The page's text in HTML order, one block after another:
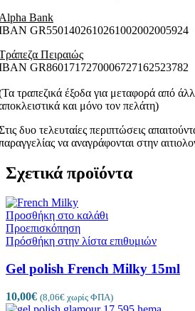
Bank
GR5501402610261002002005924
Πειραιώς
GR8601717270006727162523782
τραπεζικά έξοδα για μεταφορά από
και μόνο τον πελάτη)
δυο τελευταίες περιπτώσεις
να αναγράφονται στην
Σχετικά προϊόντα
Προσθήκη στο καλάθι
Προεπισκόπηση
Πρόσθήκη στην λίστα επιθυμιών
Gel polish French Milky 15ml
10,00€ (8,06€ χωρίς ΦΠΑ)